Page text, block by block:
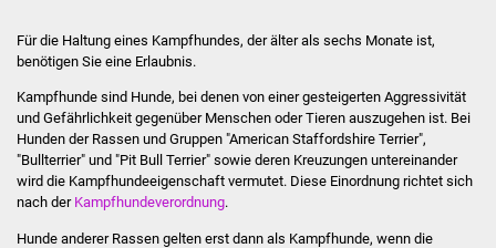
Kontakt
Veröffentlichungen
Für die Haltung eines Kampfhundes, der älter als sechs Monate ist,
benötigen Sie eine Erlaubnis.
Kampfhunde sind Hunde, bei denen von einer gesteigerten Aggressivität
und Gefährlichkeit gegenüber Menschen oder Tieren auszugehen ist. Bei
Hunden der Rassen und Gruppen "American Staffordshire Terrier",
"Bullterrier" und "Pit Bull Terrier" sowie deren Kreuzungen untereinander
wird die Kampfhundeeigenschaft vermutet. Diese Einordnung richtet sich
nach der Kampfhundeverordnung.
Hunde anderer Rassen gelten erst dann als Kampfhunde, wenn die